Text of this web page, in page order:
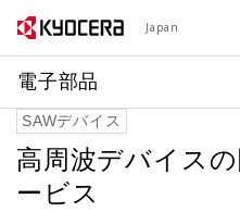
Japan
電子部品
SAWデバイス
高周波デバイス
ービス